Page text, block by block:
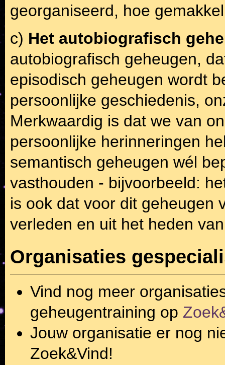
georganiseerd, hoe
c) Het autobiografisch
autobiografisch geheugen,
episodisch geheugen wordt
persoonlijke geschiedenis,
Merkwaardig is dat we van
persoonlijke herinneringen
semantisch geheugen wél
vasthouden - bijvoorbeeld:
is ook dat voor dit geheugen
verleden en uit het heden
Organisaties
Vind nog meer
geheugentraining op
Jouw organisatie er nog
Zoek&Vind!